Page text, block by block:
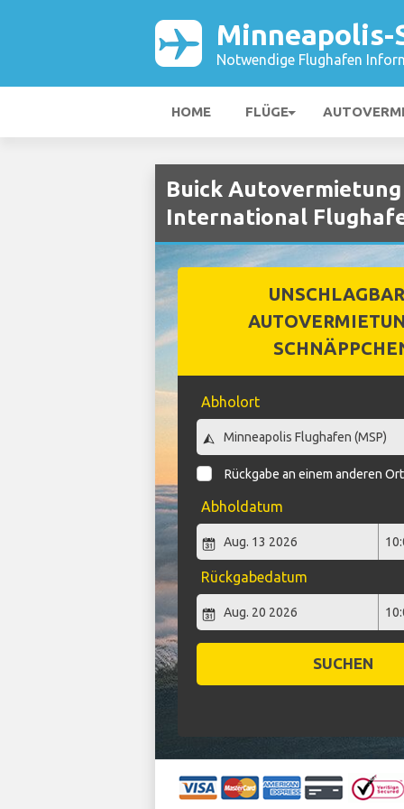
Notwendige Flughafen
HOME FLÜGE
Buick
International
Abholort
Rückgabe an einem anderen Ort
Abholdatum
Rückgabedatum
SUCHEN